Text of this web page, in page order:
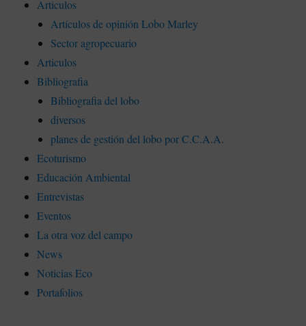
Articulos
Artículos de opinión Lobo Marley
Sector agropecuario
Articulos
Bibliografia
Bibliografia del lobo
diversos
planes de gestión del lobo por C.C.A.A.
Ecoturismo
Educación Ambiental
Entrevistas
Eventos
La otra voz del campo
News
Noticias Eco
Portafolios